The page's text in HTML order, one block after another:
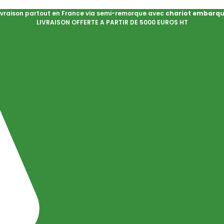
partout en France via semi-remorque avec chariot
LIVRAISON OFFERTE A PARTIR DE 5000 EUROS HT